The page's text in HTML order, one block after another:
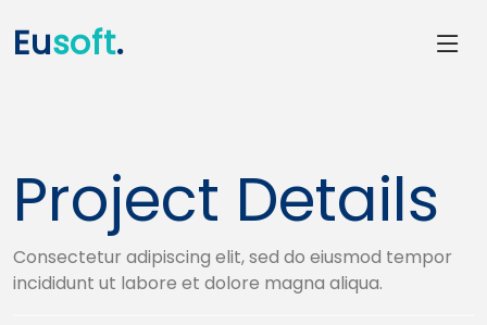
Eusoft.
Project Details
Consectetur adipiscing elit, sed do eiusmod tempor
incididunt ut labore et dolore magna aliqua.